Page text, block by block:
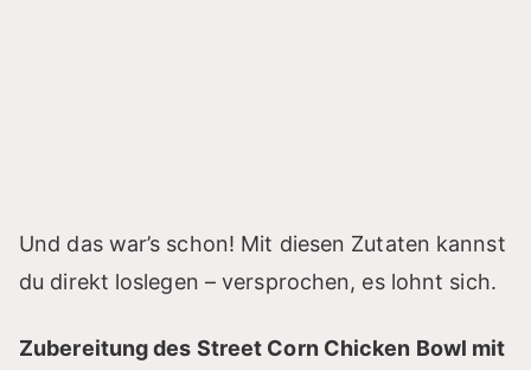
Und das war’s schon! Mit diesen Zutaten kannst
du direkt loslegen – versprochen, es lohnt sich.
Zubereitung des Street Corn Chicken Bowl mit